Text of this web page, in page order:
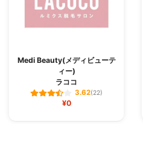
Medi Beauty(メディビューテ
ィー)
ラココ
3.62(22)
¥0